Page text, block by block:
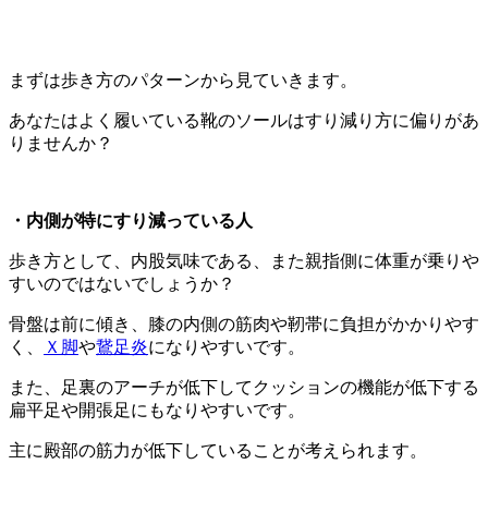
まずは歩き方のパターンから見ていきます。
あなたはよく履いている靴のソールはすり減り方に偏りがあ
りませんか？
・内側が特にすり減っている人
歩き方として、内股気味である、また親指側に体重が乗りや
すいのではないでしょうか？
骨盤は前に傾き、膝の内側の筋肉や靭帯に負担がかかりやす
く、
Ｘ脚や鵞足炎になりやすいです。
また、足裏のアーチが低下してクッションの機能が低下する
扁平足や開張足にもなりやすいです。
主に殿部の筋力が低下していることが考えられます。